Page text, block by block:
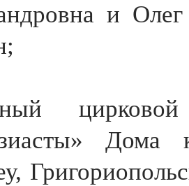
и
цирковой
Дома